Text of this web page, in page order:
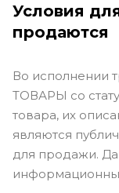
Условия
продаются
Во исполнении
ТОВАРЫ со
товара, их
являются
для продажи.